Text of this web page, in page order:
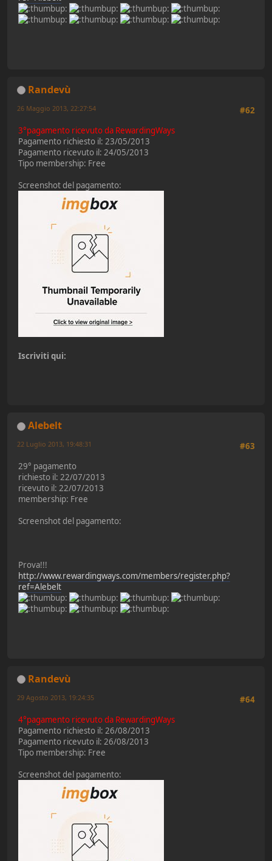
Randevù
#62
26 Maggio 2013, 22:27:54
3°pagamento ricevuto da RewardingWays
Pagamento richiesto il: 23/05/2013
Pagamento ricevuto il: 24/05/2013
Tipo membership: Free
Screenshot del pagamento:
Iscriviti qui:
Alebelt
#63
22 Luglio 2013, 19:48:31
29° pagamento
richiesto il: 22/07/2013
ricevuto il: 22/07/2013
membership: Free
Screenshot del pagamento:
Prova!!!
http://www.rewardingways.com/members/register.php?
ref=Alebelt
Randevù
#64
29 Agosto 2013, 19:24:35
4°pagamento ricevuto da RewardingWays
Pagamento richiesto il: 26/08/2013
Pagamento ricevuto il: 26/08/2013
Tipo membership: Free
Screenshot del pagamento: